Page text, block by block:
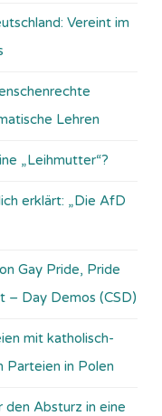
Vereint im
Lehren
„Leihmutter“?
erklärt: „Die AfD
Gay Pride, Pride
– Day Demos (CSD)
mit katholisch-
Parteien in Polen
den Absturz in eine